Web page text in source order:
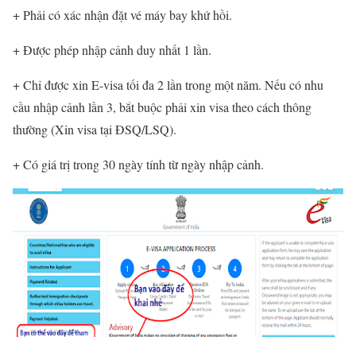
+ Phải có xác nhận đặt vé máy bay khứ hồi.
+ Được phép nhập cảnh duy nhất 1 lần.
+ Chỉ được xin E-visa tối đa 2 lần trong một năm. Nếu có nhu
cầu nhập cảnh lần 3, bắt buộc phải xin visa theo cách thông
thường (Xin visa tại ĐSQ/LSQ).
+ Có giá trị trong 30 ngày tính từ ngày nhập cảnh.